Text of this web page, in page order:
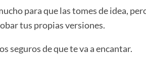
para que las tomes de idea,
tus propias versiones.
seguros de que te va a encantar.